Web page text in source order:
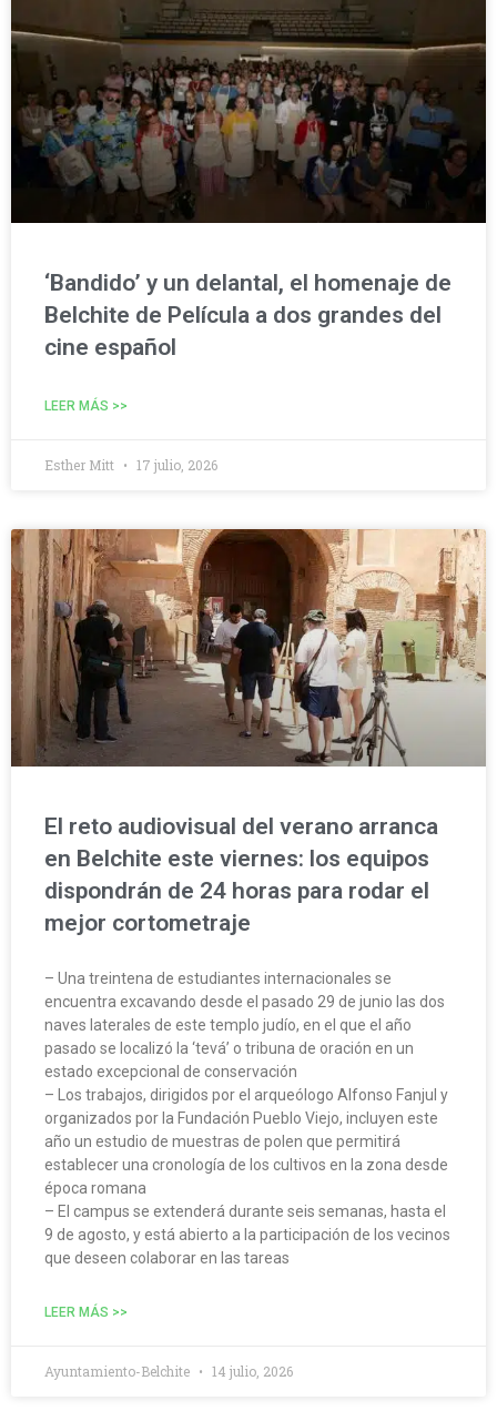
‘Bandido’ y un delantal, el homenaje de
Belchite de Película a dos grandes del
cine español
LEER MÁS >>
Esther Mitt 17 julio, 2026
El reto audiovisual del verano arranca
en Belchite este viernes: los equipos
dispondrán de 24 horas para rodar el
mejor cortometraje
– Una treintena de estudiantes internacionales se
encuentra excavando desde el pasado 29 de junio las dos
naves laterales de este templo judío, en el que el año
pasado se localizó la ‘tevá’ o tribuna de oración en un
estado excepcional de conservación
– Los trabajos, dirigidos por el arqueólogo Alfonso Fanjul y
organizados por la Fundación Pueblo Viejo, incluyen este
año un estudio de muestras de polen que permitirá
establecer una cronología de los cultivos en la zona desde
época romana
– El campus se extenderá durante seis semanas, hasta el
9 de agosto, y está abierto a la participación de los vecinos
que deseen colaborar en las tareas
LEER MÁS >>
Ayuntamiento-Belchite 14 julio, 2026